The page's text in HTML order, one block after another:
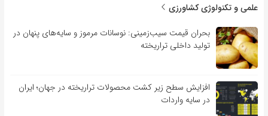
علمی و تکنولوژی کشاورزی
بحران قیمت سیب‌زمینی: نوسانات مرموز و سایه‌های پنهان در
تولید داخلی تراریخته
افزایش سطح زیر کشت محصولات تراریخته در جهان؛ ایران
در سایه واردات